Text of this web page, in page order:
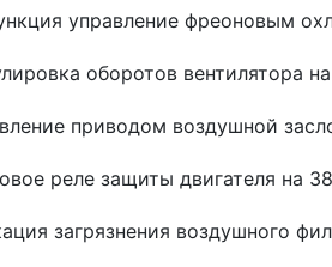
управление фреоновым
оборотов вентилятора
приводом воздушной
реле защиты двигателя на
загрязнения воздушного